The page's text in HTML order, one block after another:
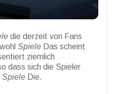
die derzeit von Fans
Spiele Das scheint
ziemlich
dass sich die Spieler
Spiele Die.